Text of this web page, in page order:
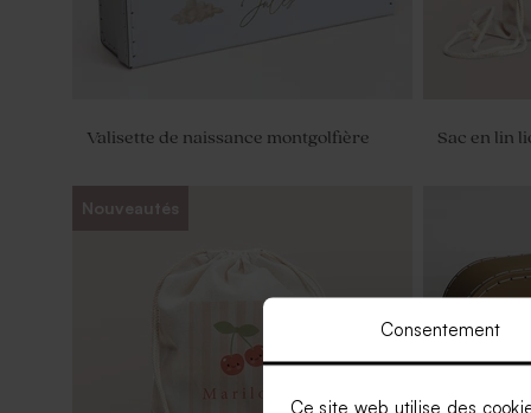
Consentement
Ce site web utilise des
Valisette de naissance montgolfière Sac en lin
Nouveautés